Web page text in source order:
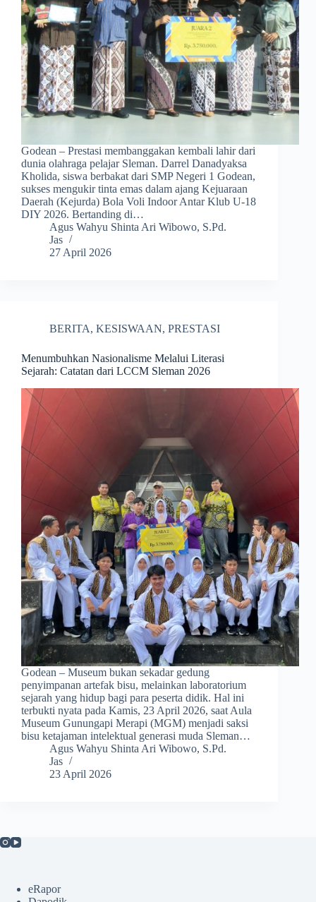
Godean – Prestasi membanggakan kembali lahir dari
dunia olahraga pelajar Sleman. Darrel Danadyaksa
Kholida, siswa berbakat dari SMP Negeri 1 Godean,
sukses mengukir tinta emas dalam ajang Kejuaraan
Daerah (Kejurda) Bola Voli Indoor Antar Klub U-18
DIY 2026. Bertanding di…
Agus Wahyu Shinta Ari Wibowo, S.Pd.
Jas
27 April 2026
BERITA, KESISWAAN, PRESTASI
Menumbuhkan Nasionalisme Melalui Literasi
Sejarah: Catatan dari LCCM Sleman 2026
Godean – Museum bukan sekadar gedung
penyimpanan artefak bisu, melainkan laboratorium
sejarah yang hidup bagi para peserta didik. Hal ini
terbukti nyata pada Kamis, 23 April 2026, saat Aula
Museum Gunungapi Merapi (MGM) menjadi saksi
bisu ketajaman intelektual generasi muda Sleman…
Agus Wahyu Shinta Ari Wibowo, S.Pd.
Jas
23 April 2026
eRapor